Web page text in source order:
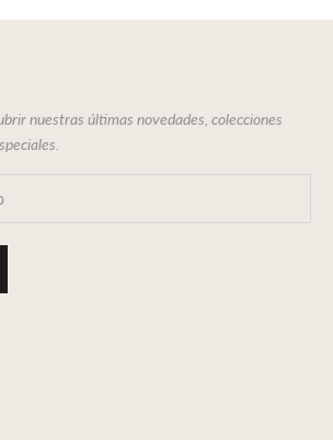
nuestras últimas novedades, colecciones